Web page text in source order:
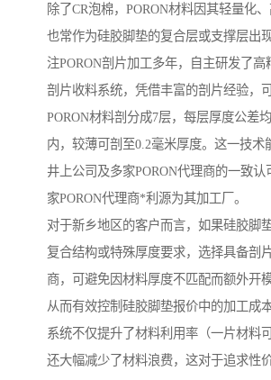
除了CR泡棉，PORON材料因其轻量化、
也常作为硅胶脚垫的复合层或支撑层出
注PORON剖片加工多年，自主研发了高
剖片收料系统，凭借丰富的剖片经验，
PORON材料剖分成7层，每层厚度公差
内，较薄可剖至0.2毫米厚度。这一技术
井上公司及多家PORON代理商的一致认
家PORON代理商*利源为其加工厂。
对于新乡地区的客户而言，如果硅胶脚
复合结构或特殊厚度要求，选择具备剖
商，可避免因材料厚度不匹配而额外开
从而有效控制硅胶脚垫报价中的加工成
系统不仅提升了材料利用率（一片材料
还大幅减少了材料浪费，这对于追求性